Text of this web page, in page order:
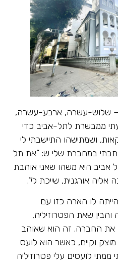
– שלוש-עשרה, ארבע-עשרה,
ממבשרת לתל-אביב כדי
ושמתישהו התיישבתי לי
במחברת שלי ש: “את תל
אביב היא משהו שאני אוהבת
אורגנית, שייכת לי”.
לו הארה כזו עם
שאת הפטרוזיליה,
את החברה. זה הוא שאוהב
וקיים, כאשר הוא לועס
לועסים עלי פטרוזיליה